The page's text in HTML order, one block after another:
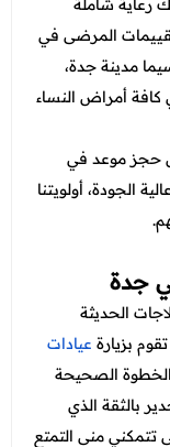
رعاية شاملة
المرضى في
مدينة جدة،
أمراض النساء
حجز موعد في
الجودة، أولويتنا
جدة
الحديثة
بزيارةعيادات
الصحيحة
بالثقة الذي
منى التمتع